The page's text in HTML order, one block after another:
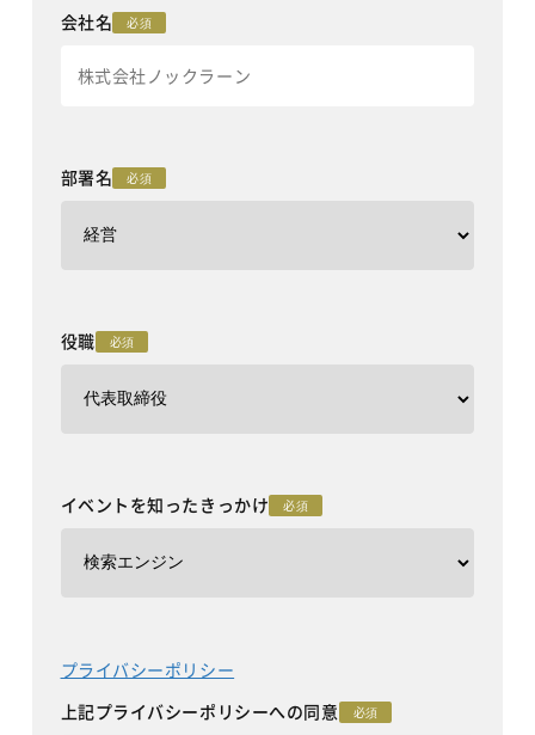
会社名 必須
部署名 必須
役職 必須
イベントを知ったきっかけ 必須
プライバシーポリシー
上記プライバシーポリシーへの同意
必須